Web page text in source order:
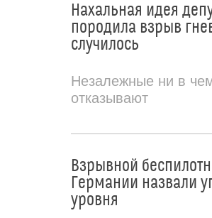
Нахальная идея
породила взрыв
случилось
Незалежные ни в
отказывают
Взрывной
Германии назвали
уровня